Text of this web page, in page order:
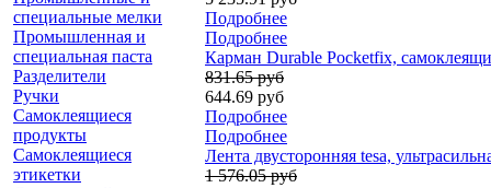
специальные мелки
Промышленная и
специальная паста
Разделители
Ручки
Самоклеящиеся
продукты
Самоклеящиеся
этикетки
Подробнее
Подробнее
Карман Durable Pocketfix,
831.65 руб
644.69 руб
Подробнее
Подробнее
Лента двусторонняя tesa,
1 576.05 руб